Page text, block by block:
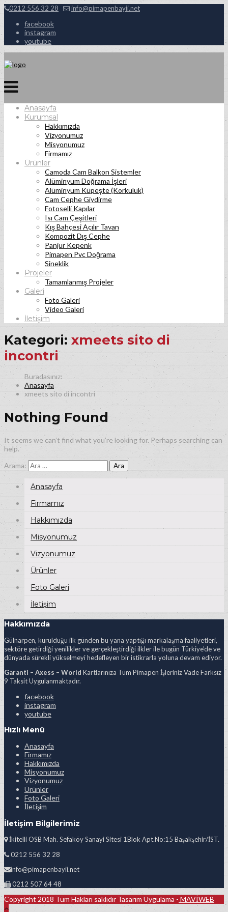
0212 556 32 28 info@pimapenbayii.net
facebook
instagram
youtube
Anasayfa
Kurumsal
Hakkımızda
Vizyonumuz
Misyonumuz
Firmamız
Ürünler
Camoda Cam Balkon Sistemler
Alüminyum Doğrama İşleri
Alüminyum Küpeşte (Korkuluk)
Cam Cephe Giydirme
Fotoselli Kapılar
Isı Cam Çeşitleri
Kış Bahçesi Açılır Tavan
Kompozit Dış Cephe
Panjur Kepenk
Pimapen Pvc Doğrama
Sineklik
Projeler
Tamamlanmış Projeler
Galeri
Foto Galeri
Video Galeri
İletişim
Kategori: xmeets sito di
incontri
Anasayfa
xmeets sito di incontri
Nothing Found
It seems we can’t find what you’re looking for. Perhaps searching can
help.
Arama:
Anasayfa
Firmamız
Hakkımızda
Misyonumuz
Vizyonumuz
Ürünler
Foto Galeri
İletişim
Hakkımızda
Gülnarpen, kurulduğu ilk günden bu yana yaptığı markalaşma faaliyetleri,
sektöre getirdiği yenilikler ve gerçekleştirdiği ilkler ile bugün Türkiye’de ve
dünyada sürekli yükselmeyi hedefleyen bir istikrarla yoluna devam ediyor.
Garanti – Axess – World Kartlarınıza Tüm Pimapen İşleriniz Vade Farksız
9 Taksit Uygulanmaktadır.
facebook
instagram
youtube
Hızlı Menü
Anasayfa
Firmamız
Hakkımızda
Misyonumuz
Vizyonumuz
Ürünler
Foto Galeri
İletişim
İletişim Bilgilerimiz
İkitelli OSB Mah. Sefaköy Sanayi Sitesi 1Blok Apt.No:15 Başakşehir/İST.
0212 556 32 28
info@pimapenbayii.net
0212 507 64 48
Copyright 2018 Tüm Hakları saklıdır Tasarım Uygulama - MAVİWEB